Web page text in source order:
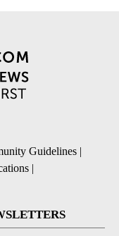
Guidelines |
|